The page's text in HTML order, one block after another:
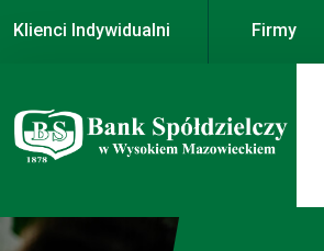
Klienci Indywidualni Firmy